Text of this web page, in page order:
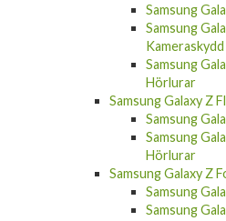
Samsung
Samsung
Kameraskydd
Samsung
Hörlurar
Samsung Galaxy Z
Samsung
Samsung
Hörlurar
Samsung Galaxy Z
Samsung
Samsung